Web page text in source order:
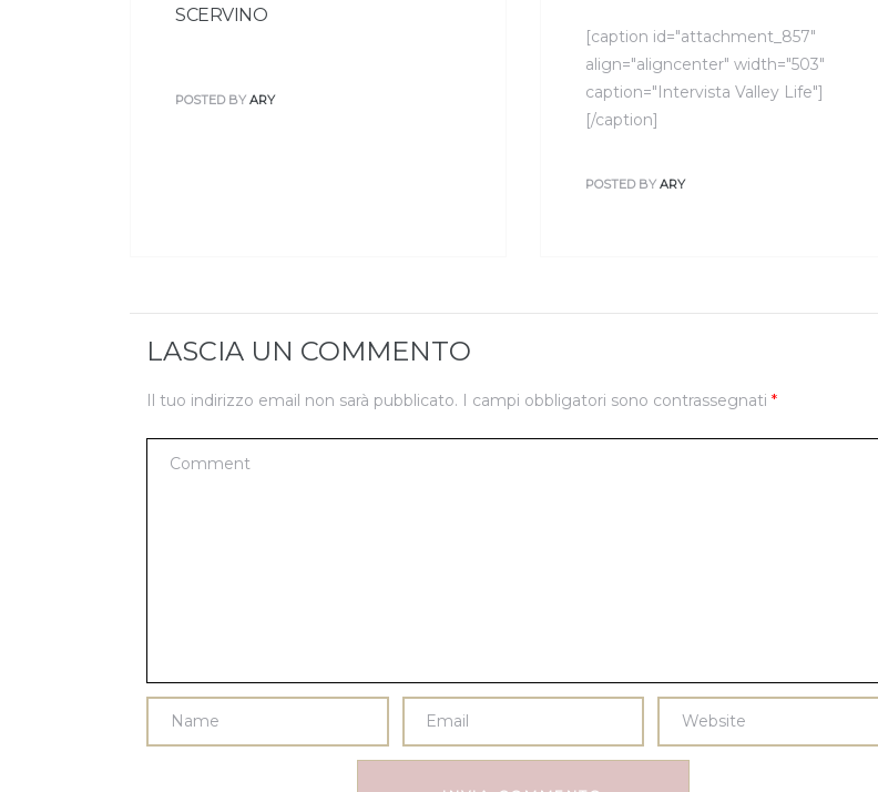
SCERVINO
POSTED BY ARY
[caption id="attachment_857"
align="aligncenter" width="503"
caption="Intervista Valley Life"]
[/caption]
POSTED BY ARY
LASCIA UN COMMENTO
Il tuo indirizzo email non sarà pubblicato. I campi obbligatori sono contrassegnati *